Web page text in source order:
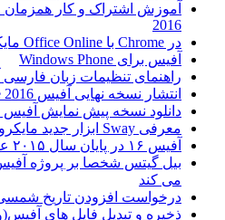
2016
در Chrome با Office Online مایکروسافت کار کنید
آفیس برای Windows Phone
راهنمای تنظیمات زبان فارسی
انتشار نسخه نهایی آفیس Office 2016-ویژگی های جدید
دانلود نسخه پیش نمایش آفیس 16
معرفی Sway ابزار جدید مایکروسافت
آفیس ۱۶ در پایان سال ۲۰۱۵ عرضه می شود
می کند
درخواست افزودن تاریخ شمسی
ذخیره و تبدیل فایل های